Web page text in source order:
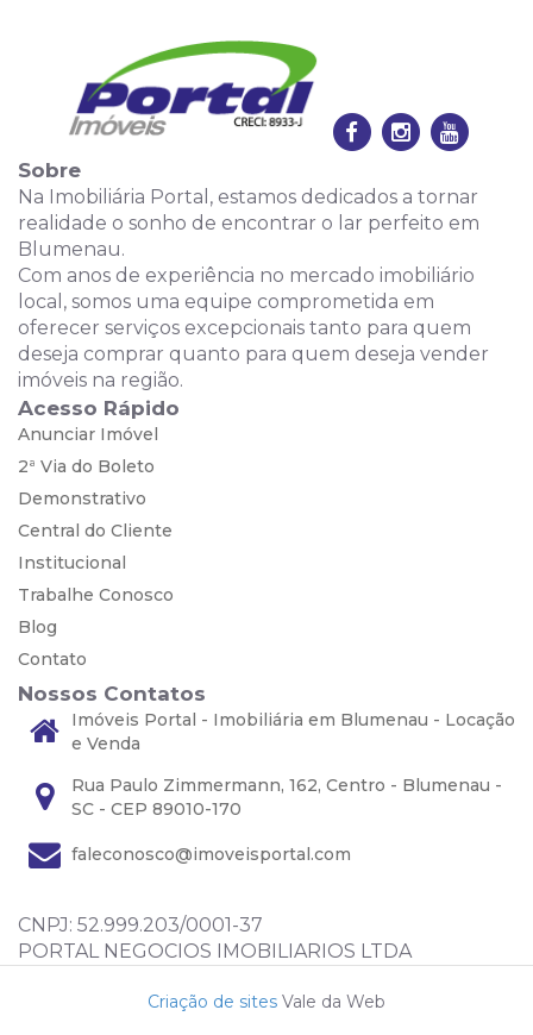
Sobre
Na Imobiliária Portal, estamos dedicados a tornar
realidade o sonho de encontrar o lar perfeito em
Blumenau.
Com anos de experiência no mercado imobiliário
local, somos uma equipe comprometida em
oferecer serviços excepcionais tanto para quem
deseja comprar quanto para quem deseja vender
imóveis na região.
Acesso Rápido
Anunciar Imóvel
2ª Via do Boleto
Demonstrativo
Central do Cliente
Institucional
Trabalhe Conosco
Blog
Contato
Nossos Contatos
Imóveis Portal - Imobiliária em Blumenau - Locação
e Venda
Rua Paulo Zimmermann, 162, Centro - Blumenau -
SC - CEP 89010-170
faleconosco@imoveisportal.com
CNPJ: 52.999.203/0001-37
PORTAL NEGOCIOS IMOBILIARIOS LTDA
Criação de sites Vale da Web